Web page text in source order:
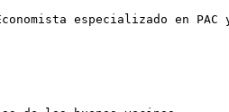
especializado en